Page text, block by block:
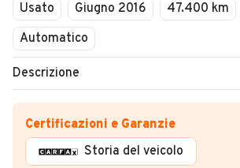
Usato Giugno 2016 47.400 km
Automatico
Descrizione
Certificazioni e Garanzie
Storia del veicolo